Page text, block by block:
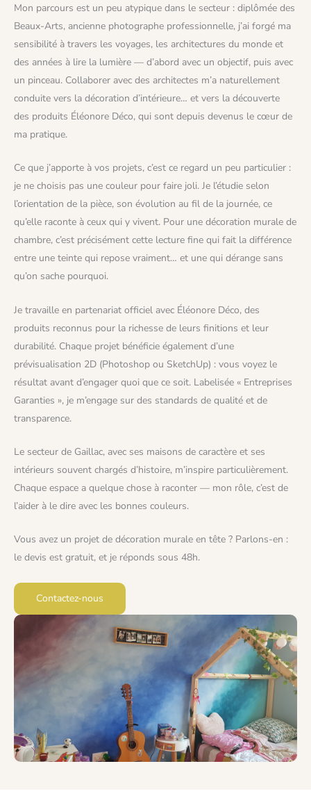
Mon parcours est un peu atypique dans le secteur : diplômée des
Beaux-Arts, ancienne photographe professionnelle, j’ai forgé ma
sensibilité à travers les voyages, les architectures du monde et
des années à lire la lumière — d’abord avec un objectif, puis avec
un pinceau. Collaborer avec des architectes m’a naturellement
conduite vers la décoration d’intérieure… et vers la découverte
des produits Éléonore Déco, qui sont depuis devenus le cœur de
ma pratique.
Ce que j’apporte à vos projets, c’est ce regard un peu particulier :
je ne choisis pas une couleur pour faire joli. Je l’étudie selon
l’orientation de la pièce, son évolution au fil de la journée, ce
qu’elle raconte à ceux qui y vivent. Pour une décoration murale de
chambre, c’est précisément cette lecture fine qui fait la différence
entre une teinte qui repose vraiment… et une qui dérange sans
qu’on sache pourquoi.
Je travaille en partenariat officiel avec Éléonore Déco, des
produits reconnus pour la richesse de leurs finitions et leur
durabilité. Chaque projet bénéficie également d’une
prévisualisation 2D (Photoshop ou SketchUp) : vous voyez le
résultat avant d’engager quoi que ce soit. Labelisée « Entreprises
Garanties », je m’engage sur des standards de qualité et de
transparence.
Le secteur de Gaillac, avec ses maisons de caractère et ses
intérieurs souvent chargés d’histoire, m’inspire particulièrement.
Chaque espace a quelque chose à raconter — mon rôle, c’est de
l’aider à le dire avec les bonnes couleurs.
Vous avez un projet de décoration murale en tête ? Parlons-en :
le devis est gratuit, et je réponds sous 48h.
Contactez-nous